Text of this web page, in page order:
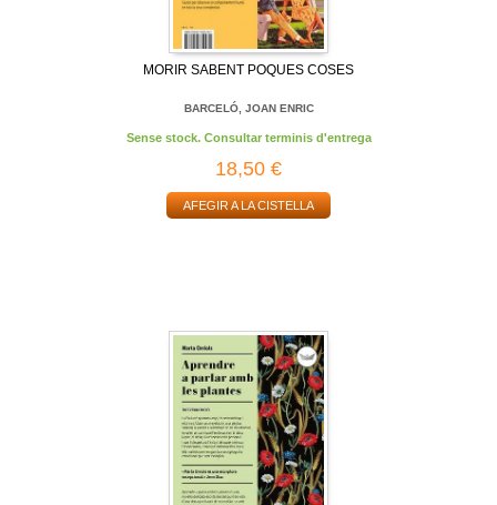
MORIR SABENT POQUES COSES
BARCELÓ, JOAN ENRIC
Sense stock. Consultar terminis d'entrega
18,50 €
AFEGIR A LA CISTELLA